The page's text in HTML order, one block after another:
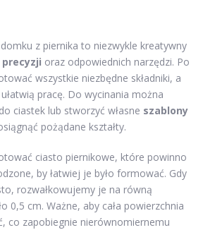
z piernika to niezwykle kreatywny
precyzji oraz odpowiednich narzędzi. Po
wszystkie niezbędne składniki, a
pracę. Do wycinania można
ciastek lub stworzyć własne szablony
pożądane kształty.
ciasto piernikowe, które powinno
by łatwiej je było formować. Gdy
rozwałkowujemy je na równą
0,5 cm. Ważne, aby cała powierzchnia
co zapobiegnie nierównomiernemu